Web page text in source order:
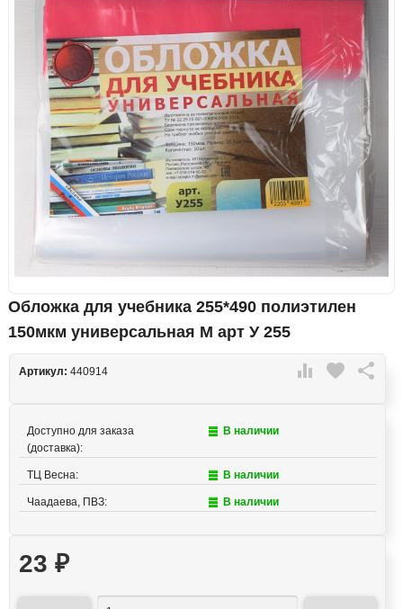
Обложка для учебника 255*490 полиэтилен
150мкм универсальная М арт У 255
 favorite 
Артикул: 440914
Доступно для заказа
(доставка):
В наличии
ТЦ Весна: В наличии
Чаадаева, ПВЗ: В наличии
23 ₽